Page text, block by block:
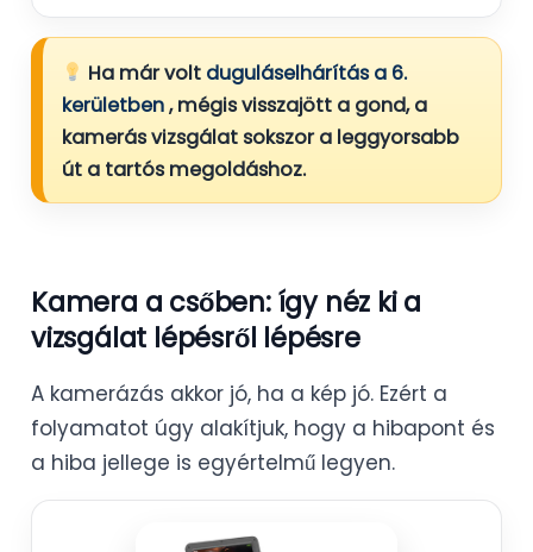
Ha már volt duguláselhárítás a 6.
kerületben, mégis visszajött a gond, a
kamerás vizsgálat sokszor a leggyorsabb
út a tartós megoldáshoz.
Kamera a csőben: így néz ki a
vizsgálat lépésről lépésre
A kamerázás akkor jó, ha a kép jó. Ezért a
folyamatot úgy alakítjuk, hogy a hibapont és
a hiba jellege is egyértelmű legyen.